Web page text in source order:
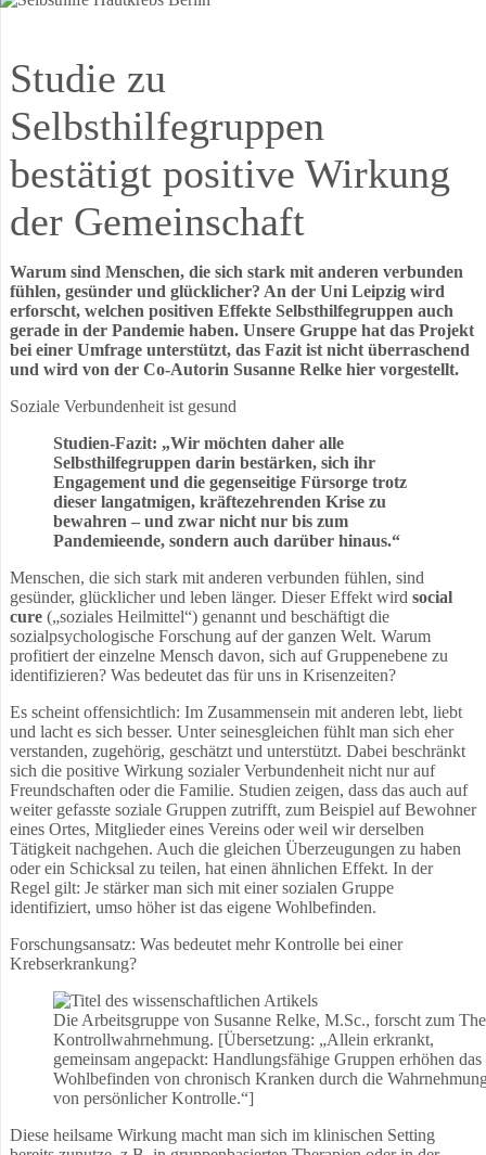
Studie zu
Selbsthilfegruppen
bestätigt positive Wirkung
der Gemeinschaft
Warum sind Menschen, die sich stark mit anderen verbunden
fühlen, gesünder und glücklicher? An der Uni Leipzig wird
erforscht, welchen positiven Effekte Selbsthilfegruppen auch
gerade in der Pandemie haben. Unsere Gruppe hat das Projekt
bei einer Umfrage unterstützt, das Fazit ist nicht überraschend
und wird von der Co-Autorin Susanne Relke hier vorgestellt.
Soziale Verbundenheit ist gesund
Studien-Fazit: „Wir möchten daher alle
Selbsthilfegruppen darin bestärken, sich ihr
Engagement und die gegenseitige Fürsorge trotz
dieser langatmigen, kräftezehrenden Krise zu
bewahren – und zwar nicht nur bis zum
Pandemieende, sondern auch darüber hinaus.“
Menschen, die sich stark mit anderen verbunden fühlen, sind
gesünder, glücklicher und leben länger. Dieser Effekt wird social
cure(„soziales Heilmittel“) genannt und beschäftigt die
sozialpsychologische Forschung auf der ganzen Welt. Warum
profitiert der einzelne Mensch davon, sich auf Gruppenebene zu
identifizieren? Was bedeutet das für uns in Krisenzeiten?
Es scheint offensichtlich: Im Zusammensein mit anderen lebt, liebt
und lacht es sich besser. Unter seinesgleichen fühlt man sich eher
verstanden, zugehörig, geschätzt und unterstützt. Dabei beschränkt
sich die positive Wirkung sozialer Verbundenheit nicht nur auf
Freundschaften oder die Familie. Studien zeigen, dass das auch auf
weiter gefasste soziale Gruppen zutrifft, zum Beispiel auf Bewohner
eines Ortes, Mitglieder eines Vereins oder weil wir derselben
Tätigkeit nachgehen. Auch die gleichen Überzeugungen zu haben
oder ein Schicksal zu teilen, hat einen ähnlichen Effekt. In der
Regel gilt: Je stärker man sich mit einer sozialen Gruppe
identifiziert, umso höher ist das eigene Wohlbefinden.
Forschungsansatz: Was bedeutet mehr Kontrolle bei einer
Krebserkrankung?
Die Arbeitsgruppe von Susanne Relke, M.Sc., forscht zum
Kontrollwahrnehmung. [Übersetzung: „Allein erkrankt,
gemeinsam angepackt: Handlungsfähige Gruppen erhöhen das
Wohlbefinden von chronisch Kranken durch die
von persönlicher Kontrolle.“]
Diese heilsame Wirkung macht man sich im klinischen Setting